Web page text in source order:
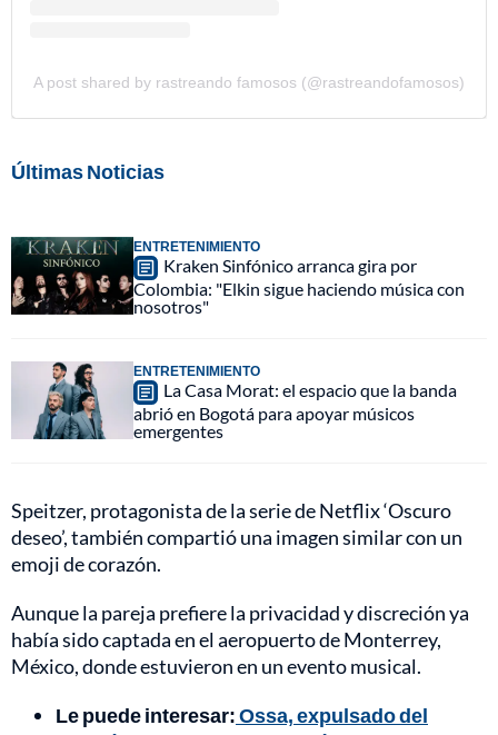
A post shared by rastreando famosos (@rastreandofamosos)
Últimas Noticias
ENTRETENIMIENTO
Kraken Sinfónico arranca gira por
Colombia: "Elkin sigue haciendo música con
nosotros"
ENTRETENIMIENTO
La Casa Morat: el espacio que la banda
abrió en Bogotá para apoyar músicos
emergentes
Speitzer, protagonista de la serie de Netflix ‘Oscuro
deseo’, también compartió una imagen similar con un
emoji de corazón.
Aunque la pareja prefiere la privacidad y discreción ya
había sido captada en el aeropuerto de Monterrey,
México, donde estuvieron en un evento musical.
Le puede interesar:Ossa, expulsado del